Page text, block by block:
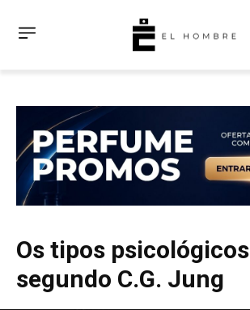
Os tipos psicológicos
segundo C.G. Jung